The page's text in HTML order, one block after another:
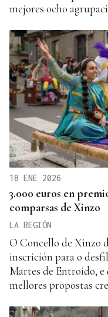
mejores ocho
18 ENE 2026
3.000 euros en
comparsas de Xinzo
LA REGIÓN
O Concello de Xinzo
inscrición para o
Martes de Entroido, e
mellores propostas